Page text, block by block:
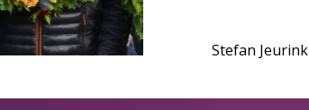
Stefan Jeurink